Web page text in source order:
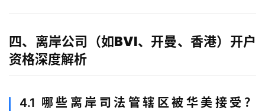
四、离岸公司（如BVI、开曼、香港）开户
资格深度解析
4.1 哪些离岸司法管辖区被华美接受？